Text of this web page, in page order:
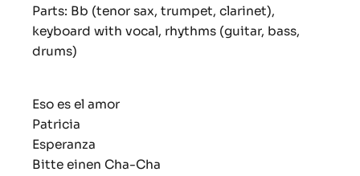
Parts: Bb (tenor sax, trumpet, clarinet),
keyboard with vocal, rhythms (guitar, bass,
drums)
Eso es el amor
Patricia
Esperanza
Bitte einen Cha-Cha